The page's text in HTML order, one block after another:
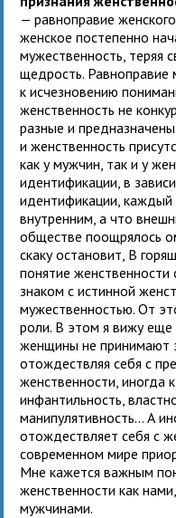
— равноправие
женское постепенно
мужественность, теряя
щедрость. Равноправие
к исчезновению
женственность не
разные и
и женственность
как у мужчин, так и у
идентификации, в
идентификации, каждый
внутренним, а что
обществе поощрялось
скаку остановит, В
понятие
знаком с истинной
мужественностью. От
роли. В этом я вижу еще
женщины не принимают
отождествляя себя с
женственности, иногда
инфантильность,
манипулятивность... А
отождествляет себя с
современном мире
Мне кажется важным
женственности как
мужчинами.